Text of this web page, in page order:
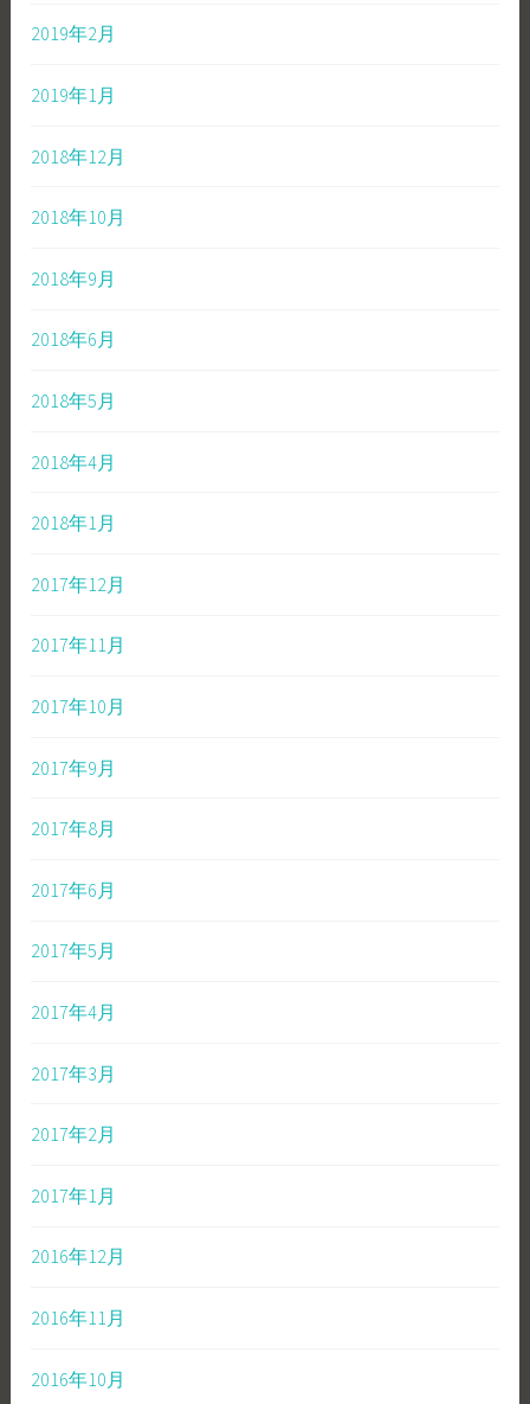
2019年2月
2019年1月
2018年12月
2018年10月
2018年9月
2018年6月
2018年5月
2018年4月
2018年1月
2017年12月
2017年11月
2017年10月
2017年9月
2017年8月
2017年6月
2017年5月
2017年4月
2017年3月
2017年2月
2017年1月
2016年12月
2016年11月
2016年10月